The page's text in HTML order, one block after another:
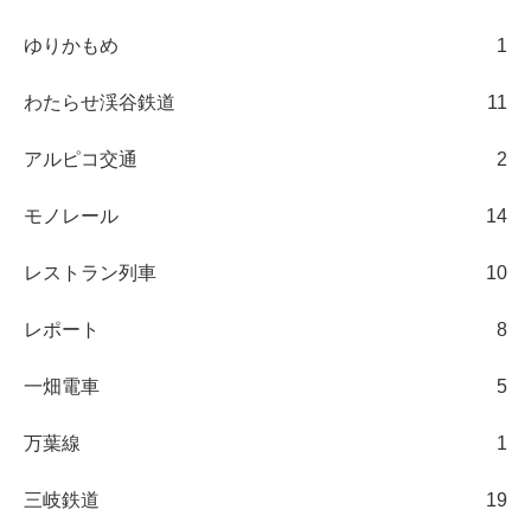
ゆりかもめ 1
わたらせ渓谷鉄道 11
アルピコ交通 2
モノレール 14
レストラン列車 10
レポート 8
一畑電車 5
万葉線 1
三岐鉄道 19